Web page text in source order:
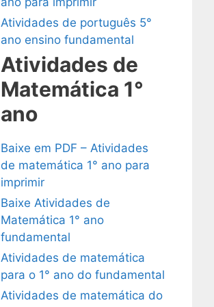
Atividades de português 5°
ano ensino fundamental
Atividades de
Matemática 1°
ano
Baixe em PDF – Atividades
de matemática 1° ano para
imprimir
Baixe Atividades de
Matemática 1° ano
fundamental
Atividades de matemática
para o 1° ano do fundamental
Atividades de matemática do